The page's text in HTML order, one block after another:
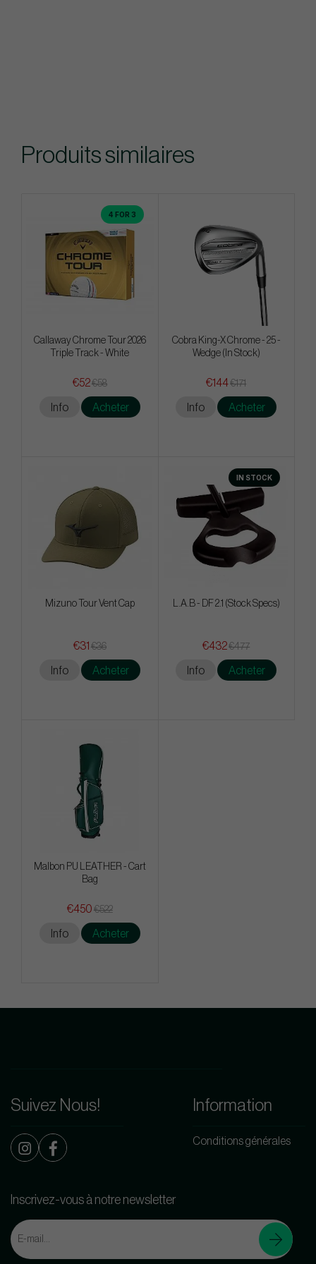
Produits similaires
4 FOR 3
Callaway Chrome Tour 2026
Triple Track - White
€52€58
Info Acheter
Cobra King-X Chrome - 25 -
Wedge (In Stock)
€144€171
Info Acheter
Mizuno Tour Vent Cap
€31 €36
Info Acheter
IN STOCK
L.A.B - DF 2.1 (Stock Specs)
€432€477
Info Acheter
Malbon PU LEATHER - Cart
Bag
€450 €522
Info Acheter
Suivez Nous! Information
Conditions générales
Inscrivez-vous à notre newsletter